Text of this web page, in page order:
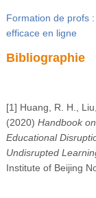
Formation de profs
efficace en ligne
Bibliographie
[1] Huang, R. H.,
(2020) Handbook
Educational
Undisrupted
Institute of Beijing